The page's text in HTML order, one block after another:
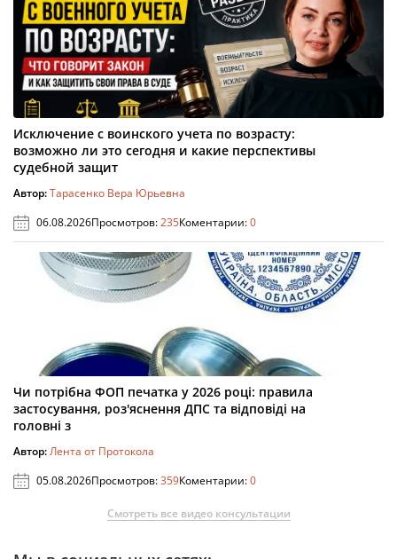
Исключение с воинского учета по возрасту:
возможно ли это сегодня и какие перспективы
судебной защит
Автор:Тарасенко Вера Юрьевна
06.08.2026Просмотров:235Коментарии:0
Чи потрібна ФОП печатка у 2026 році: правила
застосування, роз'яснення ДПС та відповіді на
головні з
Автор:Лента от Протокола
05.08.2026Просмотров:359Коментарии:0
Смотреть все видео консультации